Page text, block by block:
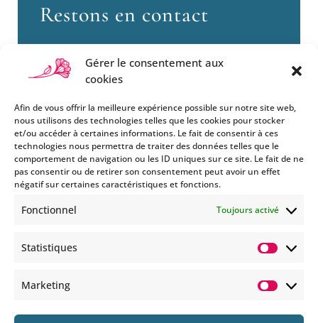
Gérer le consentement aux
cookies
Afin de vous offrir la meilleure expérience possible sur notre site web,
nous utilisons des technologies telles que les cookies pour stocker
et/ou accéder à certaines informations. Le fait de consentir à ces
technologies nous permettra de traiter des données telles que le
comportement de navigation ou les ID uniques sur ce site. Le fait de ne
pas consentir ou de retirer son consentement peut avoir un effet
négatif sur certaines caractéristiques et fonctions.
Fonctionnel Toujours activé
Statistiques
Marketing
Restons en contact
Si vous souhaitez être informés
des nouveautés et évènements
que nous organisons
abonnez-vous à notre
de nos MMS.
En savoir plus